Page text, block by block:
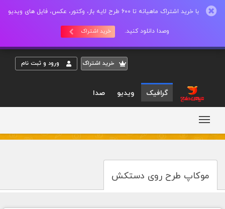
با خرید اشتراک ماهیانه تا 600 طرح لایه باز، وکتور، عکس، فایل های ویدیو
وصدا دانلود کنید. خرید اشتراک
خريد اشتراک ورود و ثبت نام
گرافیک ویدیو صدا
موکاپ طرح روی دستکش